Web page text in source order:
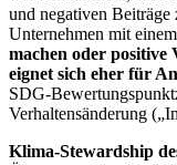
und negativen
Unternehmen mit
machen oder positive
eignet sich eher für
SDG-
Verhaltensänderung
Klima-Stewardship